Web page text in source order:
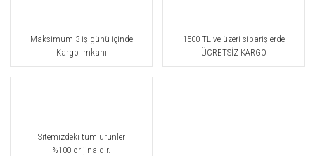
Maksimum 3 iş günü içinde
Kargo İmkanı
1500 TL ve üzeri siparişlerde
ÜCRETSİZ KARGO
Sitemizdeki tüm ürünler
%100 orijinaldir.